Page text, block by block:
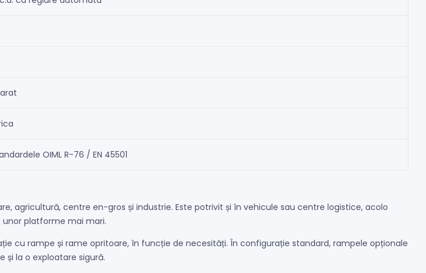
OIML R-76 / EN 45501
agricultură, centre en-gros și industrie. Este potrivit și în vehicule sau centre logistice, acolo
platforme mai mari.
cu rampe și rame opritoare, în funcție de necesități. În configurație standard, rampele opționale
și la o exploatare sigură.